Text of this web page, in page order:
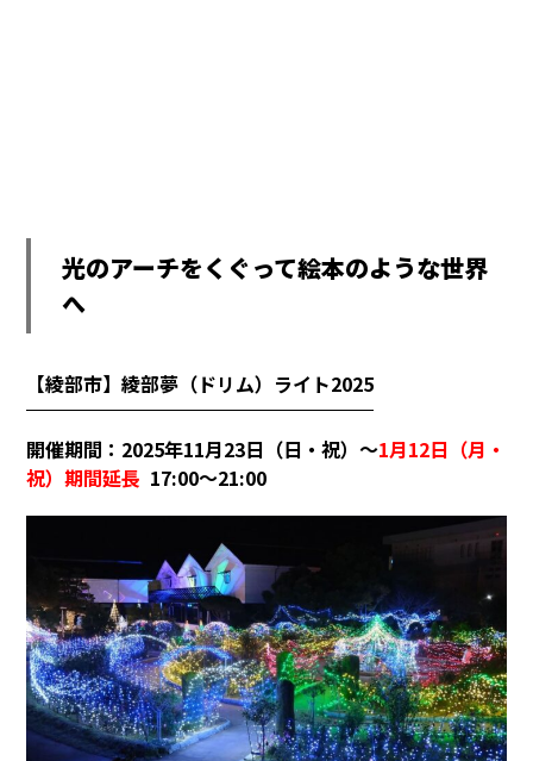
光のアーチをくぐって絵本のような世界
へ
【綾部市】綾部夢（ドリム）ライト2025
開催期間：2025年11月23日（日・祝）～1月12日（月・
祝）期間延長 17:00～21:00